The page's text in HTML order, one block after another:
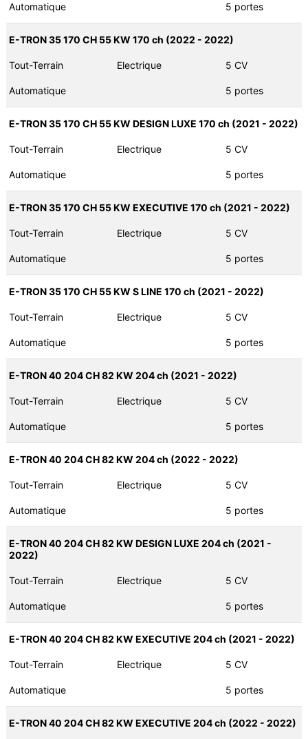
Automatique 5 portes
E-TRON 35 170 CH 55 KW 170 ch (2022 - 2022)
Tout-Terrain Electrique 5 CV
Automatique 5 portes
E-TRON 35 170 CH 55 KW DESIGN LUXE 170 ch (2021 - 2022)
Tout-Terrain Electrique 5 CV
Automatique 5 portes
E-TRON 35 170 CH 55 KW EXECUTIVE 170 ch (2021 - 2022)
Tout-Terrain Electrique 5 CV
Automatique 5 portes
E-TRON 35 170 CH 55 KW S LINE 170 ch (2021 - 2022)
Tout-Terrain Electrique 5 CV
Automatique 5 portes
E-TRON 40 204 CH 82 KW 204 ch (2021 - 2022)
Tout-Terrain Electrique 5 CV
Automatique 5 portes
E-TRON 40 204 CH 82 KW 204 ch (2022 - 2022)
Tout-Terrain Electrique 5 CV
Automatique 5 portes
E-TRON 40 204 CH 82 KW DESIGN LUXE 204 ch (2021 -
2022)
Tout-Terrain Electrique 5 CV
Automatique 5 portes
E-TRON 40 204 CH 82 KW EXECUTIVE 204 ch (2021 - 2022)
Tout-Terrain Electrique 5 CV
Automatique 5 portes
E-TRON 40 204 CH 82 KW EXECUTIVE 204 ch (2022 - 2022)